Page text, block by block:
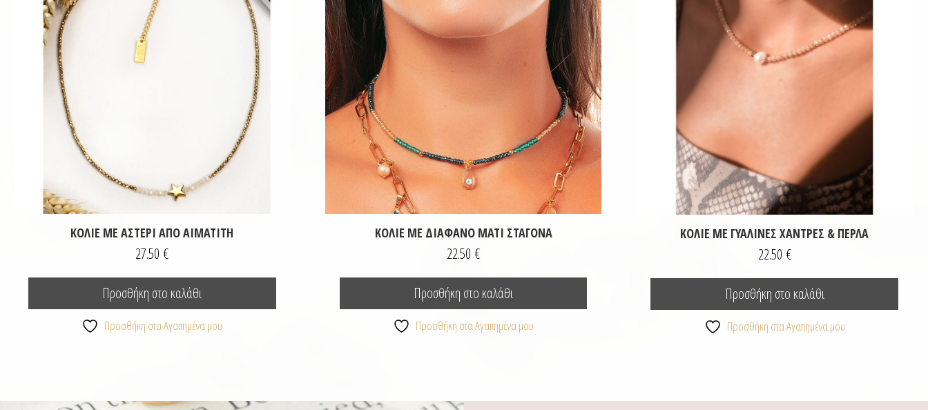
ΚΟΛΙΈ ΜΕ ΑΣΤΈΡΙ ΑΠΌ ΑΙΜΑΤΊΤΗ
27.50€
Προσθήκη στο καλάθι
Προσθήκη στα Αγαπημένα μου
ΚΟΛΙΈ ΜΕ ΔΙΆΦΑΝΟ ΜΆΤΙ ΣΤΑΓΌΝΑ
22.50 €
Προσθήκη στο καλάθι
Προσθήκη στα Αγαπημένα μου
ΚΟΛΙΈ ΜΕ ΓΥΆΛΙΝΕΣ ΧΆΝΤΡΕΣ & ΠΈΡΛΑ
22.50 €
Προσθήκη στο καλάθι
Προσθήκη στα Αγαπημένα μου